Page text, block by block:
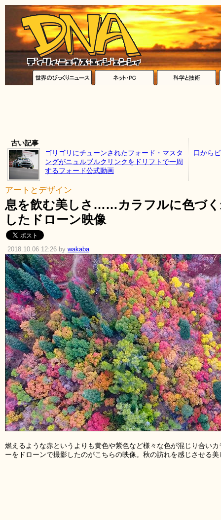
古い記事
ゴリゴリにチューンされたフォード・マスタ
ングがニュルブルクリンクをドリフトで一周
するフォード公式動画
口から
アートとデザイン
息を飲む美しさ……カラフルに色づく
したドローン映像
2018.10.06 12:26 by wakaba
燃えるような赤というよりも黄色や紫色など様々な色が混じり合い
ーをドローンで撮影したのがこちらの映像。秋の訪れを感じさせる